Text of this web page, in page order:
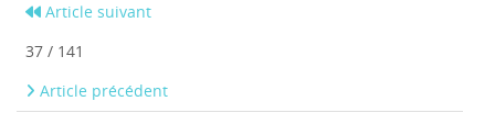
Article suivant
37 / 141
Article précédent